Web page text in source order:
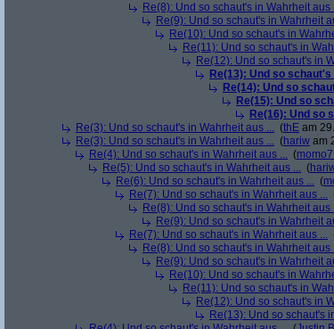
Re(8): Und so schaut's in Wahrheit aus
Re(9): Und so schaut's in Wahrheit
Re(10): Und so schaut's in
Re(11): Und so schaut's in
Re(12): Und so schaut's in
Re(13): Und so
Re(14): Und so
Re(15): Und so
Re(16): Und so
Re(3): Und so schaut's in Wahrheit aus ... (thE am
Re(3): Und so schaut's in Wahrheit aus ... (hariw am
Re(4): Und so schaut's in Wahrheit aus ... (
Re(5): Und so schaut's in Wahrheit aus ... (
Re(6): Und so schaut's in Wahrheit aus ... (
Re(7): Und so schaut's in Wahrheit aus ...
Re(8): Und so schaut's in Wahrheit aus
Re(9): Und so schaut's in Wahrheit
Re(7): Und so schaut's in Wahrheit aus ...
Re(8): Und so schaut's in Wahrheit aus
Re(9): Und so schaut's in Wahrheit
Re(10): Und so schaut's in
Re(11): Und so schaut's in
Re(12): Und so schaut's in
Re(13): Und so schaut's